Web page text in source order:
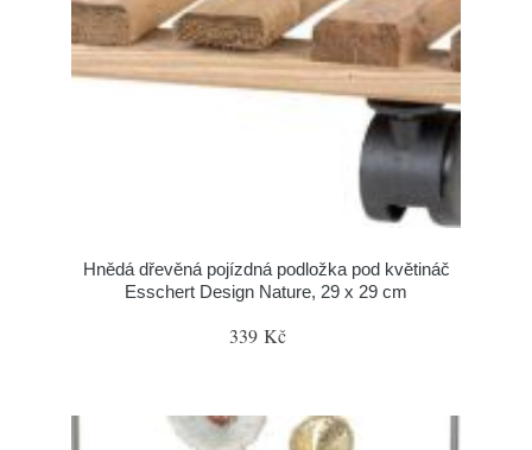
Hnědá dřevěná pojízdná podložka pod květináč
Esschert Design Nature, 29 x 29 cm
339 Kč